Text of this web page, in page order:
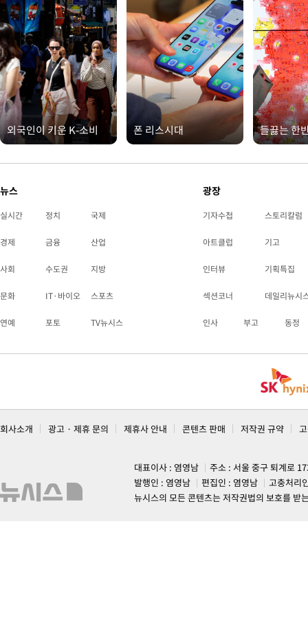
외국인이 키운 K-소비 폰 리스시대 들끓는 한
뉴스
실시간 정치 국제
경제 금융 산업
사회 수도권 지방
문화 IT·바이오 스포츠
연예 포토 TV뉴시스
광장
기자수첩 스토리칼럼
아트클럽 기고
인터뷰 기획특집
섹션코너 데일리뉴시
인사 부고 동정
회사소개 광고 · 제휴 문의 제휴사 안내 콘텐츠 판매 저작권 규약
대표이사 : 염영남
주소 : 서울 중구 퇴계로
발행인 : 염영남
편집인 : 염영남
고충처리
뉴시스의 모든 콘텐츠는 저작권법의 보호를